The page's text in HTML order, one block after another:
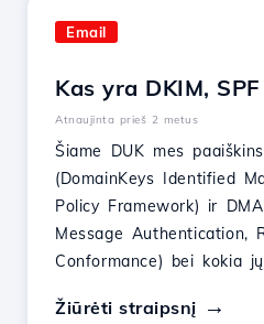
Email
Kas yra DKIM,
Atnaujinta prieš 2 metus
Šiame DUK mes
(DomainKeys Identified
Policy Framework) ir
Message Authentication,
Conformance) bei kokia
Žiūrėti straipsnį